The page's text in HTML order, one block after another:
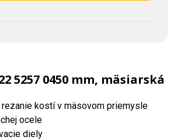
5257 0450 mm, mäsiarská
kostí v mäsovom priemysle
ocele
diely